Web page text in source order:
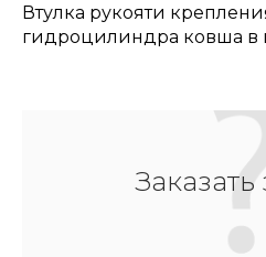
Втулка рукояти
гидроцилиндра ковша в